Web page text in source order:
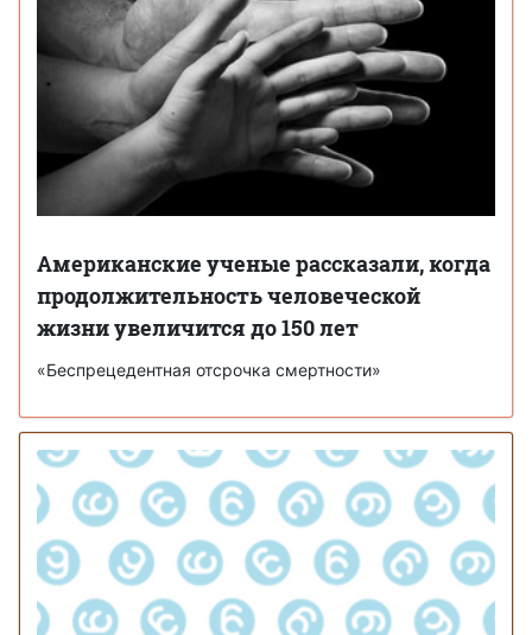
Американские ученые рассказали, когда
продолжительность человеческой
жизни увеличится до 150 лет
«Беспрецедентная отсрочка смертности»